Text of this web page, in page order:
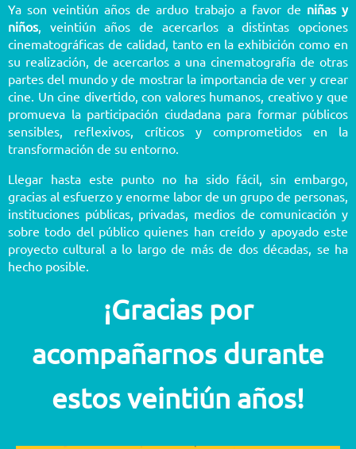
Ya son veintiún años de arduo trabajo a favor de niñas y
niños, veintiún años de acercarlos a distintas opciones
cinematográficas de calidad, tanto en la exhibición como en
su realización, de acercarlos a una cinematografía de otras
partes del mundo y de mostrar la importancia de ver y crear
cine. Un cine divertido, con valores humanos, creativo y que
promueva la participación ciudadana para formar públicos
sensibles, reflexivos, críticos y comprometidos en la
transformación de su entorno.
Llegar hasta este punto no ha sido fácil, sin embargo,
gracias al esfuerzo y enorme labor de un grupo de personas,
instituciones públicas, privadas, medios de comunicación y
sobre todo del público quienes han creído y apoyado este
proyecto cultural a lo largo de más de dos décadas, se ha
hecho posible.
¡Gracias por
acompañarnos durante
estosveintiún años!